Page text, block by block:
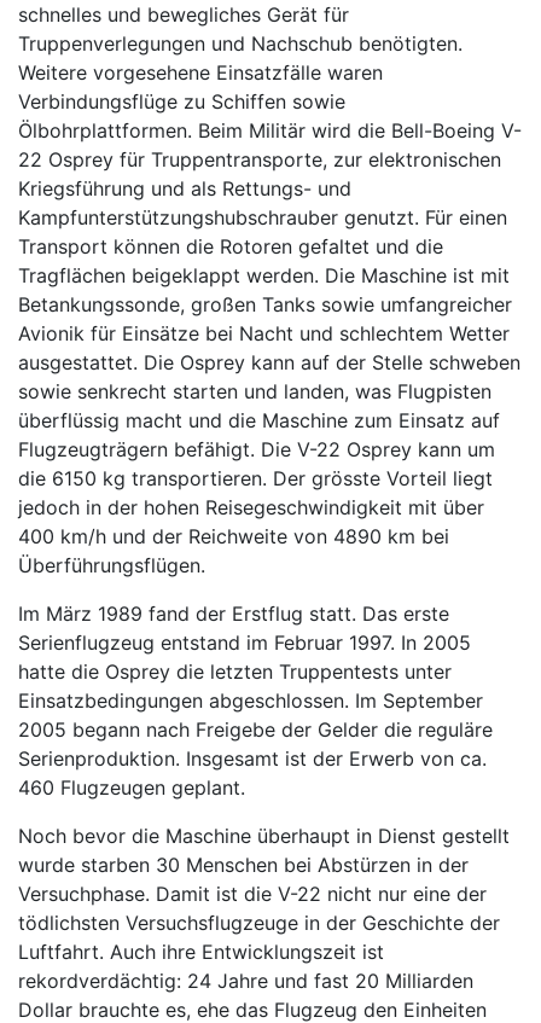
schnelles und bewegliches Gerät für
Truppenverlegungen und Nachschub benötigten.
Weitere vorgesehene Einsatzfälle waren
Verbindungsflüge zu Schiffen sowie
Ölbohrplattformen. Beim Militär wird die Bell-Boeing V-
22 Osprey für Truppentransporte, zur elektronischen
Kriegsführung und als Rettungs- und
Kampfunterstützungshubschrauber genutzt. Für einen
Transport können die Rotoren gefaltet und die
Tragflächen beigeklappt werden. Die Maschine ist mit
Betankungssonde, großen Tanks sowie umfangreicher
Avionik für Einsätze bei Nacht und schlechtem Wetter
ausgestattet. Die Osprey kann auf der Stelle schweben
sowie senkrecht starten und landen, was Flugpisten
überflüssig macht und die Maschine zum Einsatz auf
Flugzeugträgern befähigt. Die V-22 Osprey kann um
die 6150 kg transportieren. Der grösste Vorteil liegt
jedoch in der hohen Reisegeschwindigkeit mit über
400 km/h und der Reichweite von 4890 km bei
Überführungsflügen.
Im März 1989 fand der Erstflug statt. Das erste
Serienflugzeug entstand im Februar 1997. In 2005
hatte die Osprey die letzten Truppentests unter
Einsatzbedingungen abgeschlossen. Im September
2005 begann nach Freigebe der Gelder die reguläre
Serienproduktion. Insgesamt ist der Erwerb von ca.
460 Flugzeugen geplant.
Noch bevor die Maschine überhaupt in Dienst gestellt
wurde starben 30 Menschen bei Abstürzen in der
Versuchphase. Damit ist die V-22 nicht nur eine der
tödlichsten Versuchsflugzeuge in der Geschichte der
Luftfahrt. Auch ihre Entwicklungszeit ist
rekordverdächtig: 24 Jahre und fast 20 Milliarden
Dollar brauchte es, ehe das Flugzeug den Einheiten